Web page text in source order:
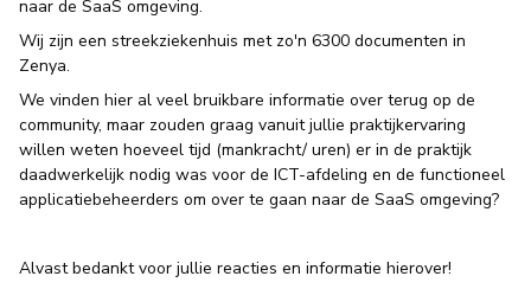
naar de SaaS omgeving.
Wij zijn een streekziekenhuis met zo'n 6300 documenten in
Zenya.
We vinden hier al veel bruikbare informatie over terug op de
community, maar zouden graag vanuit jullie praktijkervaring
willen weten hoeveel tijd (mankracht/ uren) er in de praktijk
daadwerkelijk nodig was voor de ICT-afdeling en de functioneel
applicatiebeheerders om over te gaan naar de SaaS omgeving?
Alvast bedankt voor jullie reacties en informatie hierover!